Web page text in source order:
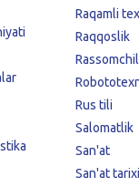
Raqamli
Raqqoslik
Rus tili
Salomatlik
San'at
San'at tarixi